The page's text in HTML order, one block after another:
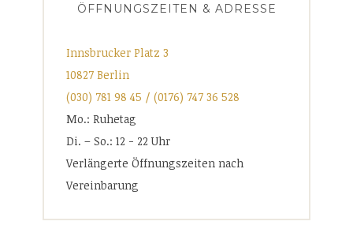
ÖFFNUNGSZEITEN & ADRESSE
Innsbrucker Platz 3
10827 Berlin
(030) 781 98 45 / (0176) 747 36 528
Mo.: Ruhetag
Di. – So.: 12 - 22 Uhr
Verlängerte Öffnungszeiten nach
Vereinbarung